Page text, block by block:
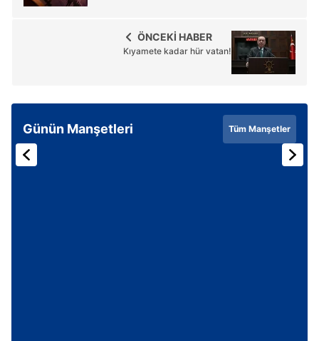
ÖNCEKİ HABER
Kıyamete kadar hür vatan!
Günün Manşetleri Tüm Manşetler